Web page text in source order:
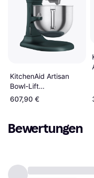
KitchenAid Artisan
Bowl-Lift
5KSM70SHXEPP
Pebbled Palm
607,90 €
Bewertungen